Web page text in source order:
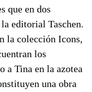
que en dos
editorial Taschen.
la colección Icons,
los
a Tina en la azotea
una obra